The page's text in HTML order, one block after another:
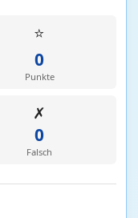
⭐
0
Punkte
✗
0
Falsch